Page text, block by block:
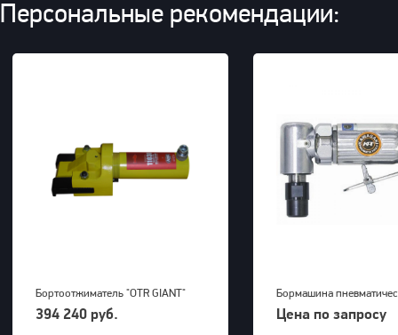
Персональные рекомендации:
Бортоотжиматель "OTR GIANT"
(39-63") для 5-ти составных
394 240 руб.
Бормашина
Kawasaki KPT-26DGBS
Цена по запросу